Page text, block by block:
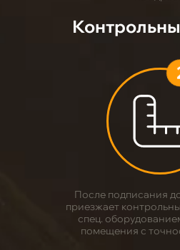
После подписания
приезжает
спец.
помещения с